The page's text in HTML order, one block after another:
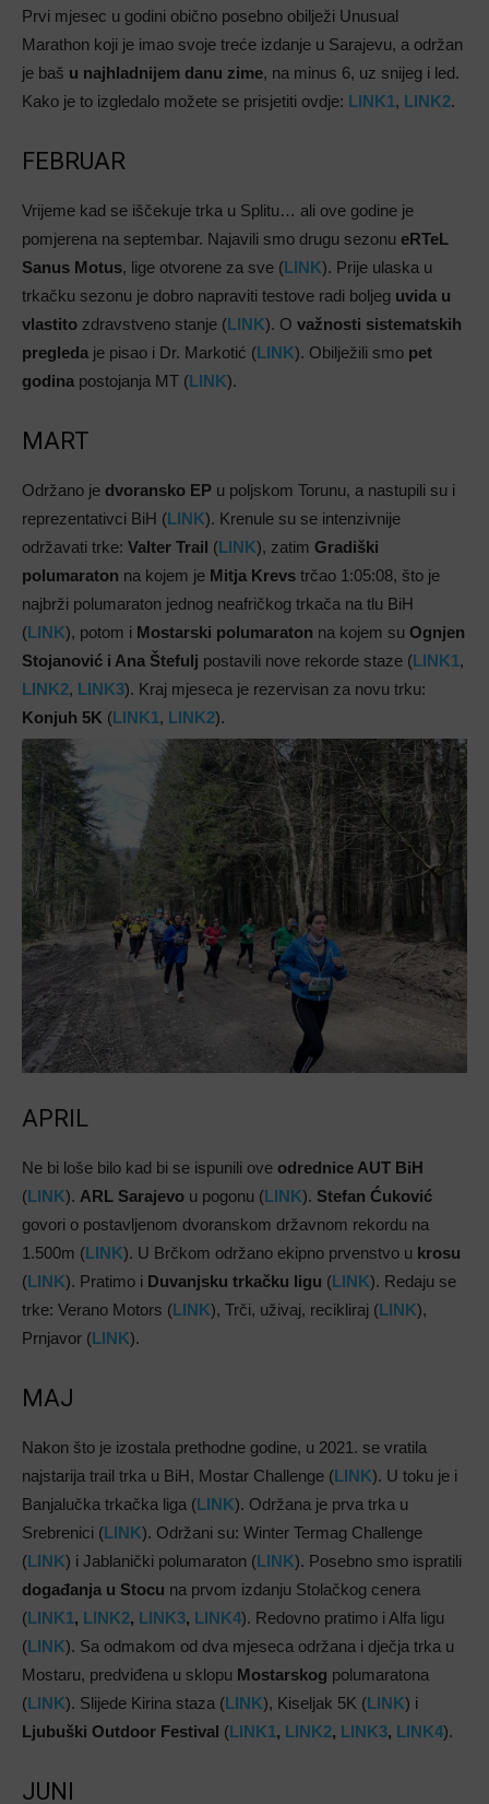
Prvi mjesec u godini obično posebno obilježi Unusual
Marathon koji je imao svoje treće izdanje u Sarajevu, a održan
je baš u najhladnijem danu zime, na minus 6, uz snijeg i led.
Kako je to izgledalo možete se prisjetiti ovdje: LINK1, LINK2.
FEBRUAR
Vrijeme kad se iščekuje trka u Splitu… ali ove godine je
pomjerena na septembar. Najavili smo drugu sezonu eRTeL
Sanus Motus, lige otvorene za sve (LINK). Prije ulaska u
trkačku sezonu je dobro napraviti testove radi boljeg uvida u
vlastito zdravstveno stanje (LINK). O važnosti sistematskih
pregleda je pisao i Dr. Markotić (LINK). Obilježili smo pet
godina postojanja MT (LINK).
MART
Održano je dvoransko EP u poljskom Torunu, a nastupili su i
reprezentativci BiH (LINK). Krenule su se intenzivnije
održavati trke: Valter Trail (LINK), zatim Gradiški
polumaraton na kojem je Mitja Krevs trčao 1:05:08, što je
najbrži polumaraton jednog neafričkog trkača na tlu BiH
(LINK), potom i Mostarski polumaraton na kojem su Ognjen
Stojanović i Ana Štefulj postavili nove rekorde staze (LINK1,
LINK2, LINK3). Kraj mjeseca je rezervisan za novu trku:
Konjuh 5K (LINK1, LINK2).
APRIL
Ne bi loše bilo kad bi se ispunili ove odrednice AUT BiH
(LINK). ARL Sarajevo u pogonu (LINK). Stefan Ćuković
govori o postavljenom dvoranskom državnom rekordu na
1.500m (LINK). U Brčkom održano ekipno prvenstvo u krosu
(LINK). Pratimo i Duvanjsku trkačku ligu (LINK). Redaju se
trke: Verano Motors (LINK), Trči, uživaj, recikliraj (LINK),
Prnjavor (LINK).
MAJ
Nakon što je izostala prethodne godine, u 2021. se vratila
najstarija trail trka u BiH, Mostar Challenge (LINK). U toku je i
Banjalučka trkačka liga (LINK). Održana je prva trka u
Srebrenici (LINK). Održani su: Winter Termag Challenge
(LINK) i Jablanički polumaraton (LINK). Posebno smo ispratili
događanja u Stocu na prvom izdanju Stolačkog cenera
(LINK1, LINK2, LINK3, LINK4). Redovno pratimo i Alfa ligu
(LINK). Sa odmakom od dva mjeseca održana i dječja trka u
Mostaru, predviđena u sklopu Mostarskog polumaratona
(LINK). Slijede Kirina staza (LINK), Kiseljak 5K (LINK) i
Ljubuški Outdoor Festival (LINK1, LINK2, LINK3, LINK4).
JUNI